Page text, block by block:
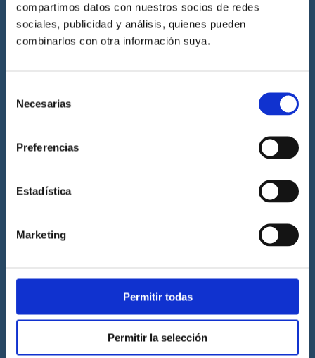
compartimos datos con nuestros socios de redes
sociales, publicidad y análisis, quienes pueden
combinarlos con otra información suya.
Necesarias
Preferencias
Estadística
Marketing
Permitir todas
Permitir la selección
Escuela náutica
Escuela náutica virtual
Prácticas de PNB
Prácticas de ampliación de atribuciones de PER
Prácticas de Patrón de Yate
Prácticas de Capitán de Yate
Prácticas de habilitación a vela